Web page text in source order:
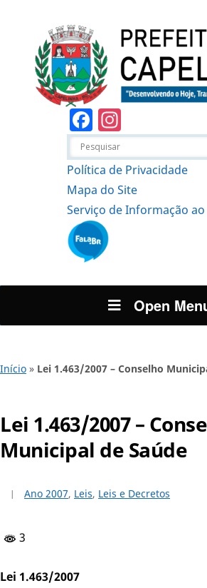
Facebook
Política de Privacidade
Mapa do Site
Serviço de Informação ao
Open
Início » Lei 1.463/2007 – Conselho
Lei 1.463/2007 –
Municipal de Saúde
Ano 2007, Leis, Leis e Decretos
3
Lei 1.463/2007